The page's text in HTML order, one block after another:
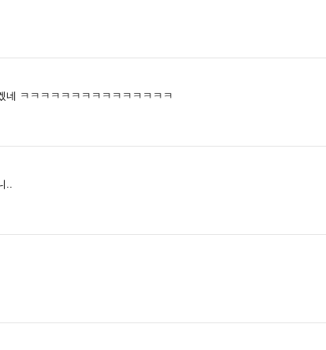
ㅋㅋㅋㅋㅋㅋㅋㅋㅋㅋㅋㅋㅋㅋㅋ
..